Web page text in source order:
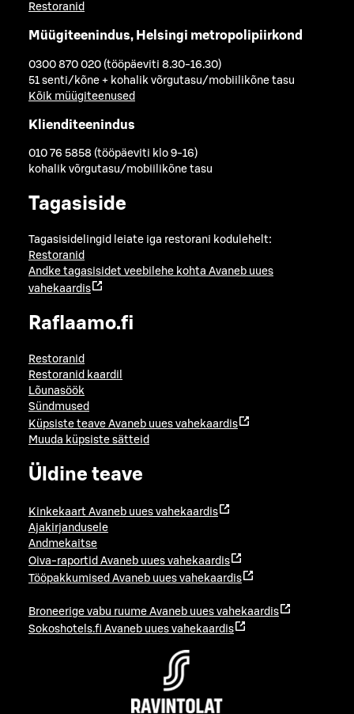
Restoranid
Müügiteenindus, Helsingi metropolipiirkond
0300 870 020 (tööpäeviti 8.30-16.30)
51 senti/kõne + kohalik võrgutasu/mobiilikõne tasu
Kõik müügiteenused
Klienditeenindus
010 76 5858 (tööpäeviti klo 9-16)
kohalik võrgutasu/mobiilikõne tasu
Tagasiside
Tagasisidelingid leiate iga restorani kodulehelt:
Restoranid
Andke tagasisidet veebilehe kohta Avaneb uues
vahekaardis
Raflaamo.fi
Restoranid
Restoranid kaardil
Lõunasöök
Sündmused
Küpsiste teave Avaneb uues vahekaardis
Muuda küpsiste sätteid
Üldine teave
Kinkekaart Avaneb uues vahekaardis
Ajakirjandusele
Andmekaitse
Oiva-raportid Avaneb uues vahekaardis
Tööpakkumised Avaneb uues vahekaardis
Broneerige vabu ruume Avaneb uues vahekaardis
Sokoshotels.fi Avaneb uues vahekaardis